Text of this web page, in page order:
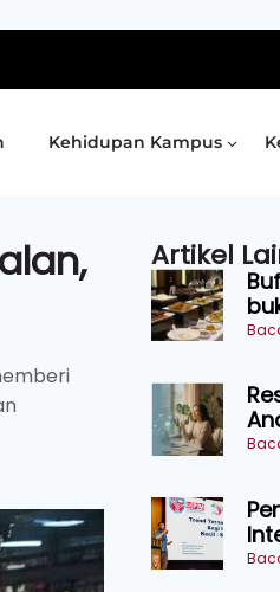
Kehidupan Kampus
Artikel